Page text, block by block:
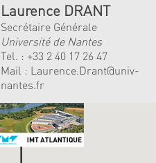
Laurence DRANT
Secrétaire Générale
Université de Nantes
Tel. : +33 2 40 17 26 47
Mail : Laurence.Drant@univ-
nantes.fr